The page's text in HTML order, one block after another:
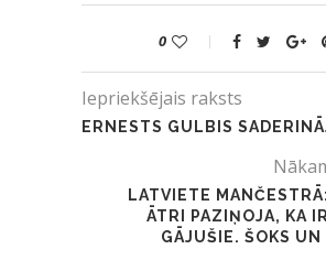
0
Iepriekšējais raksts
ERNESTS GULBIS
LATVIETE
ĀTRI PAZIŅOJA, KA
GĀJUŠIE. ŠOKS UN